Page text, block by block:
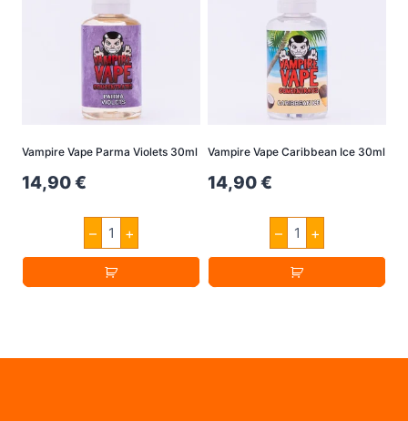
Vampire Vape Parma Violets 30ml
14,90€
–
Vampire
Vape
Parma
Violets
30ml
+
Vampire Vape Caribbean Ice 30ml
14,90€
–
Vampire
Vape
Caribbean
Ice
30ml
+